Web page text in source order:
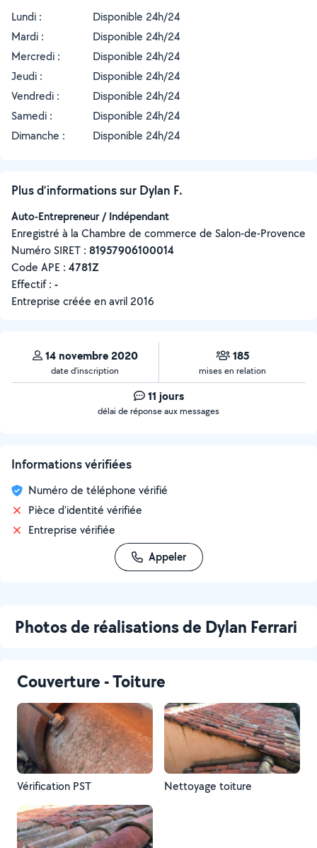
Lundi :
Disponible 24h/24
Mardi :
Disponible 24h/24
Mercredi :
Disponible 24h/24
Jeudi :
Disponible 24h/24
Vendredi :
Disponible 24h/24
Samedi :
Disponible 24h/24
Dimanche :
Disponible 24h/24
Plus d’informations sur Dylan F.
Auto-Entrepreneur / Indépendant
Enregistré à la Chambre de commerce de Salon-de-Provence
Numéro SIRET : ‍81957906100014
Code APE : 4781Z
Effectif : -
Entreprise créée enavril 2016
14 novembre 2020
date d’inscription
185
mises en relation
11 jours
délai de réponse aux messages
Informations vérifiées
Numéro de téléphone vérifié
Pièce d'identité vérifiée
Entreprise vérifiée
Appeler
Photos de réalisations de Dylan Ferrari
Couverture - Toiture
Vérification PST Nettoyage toiture